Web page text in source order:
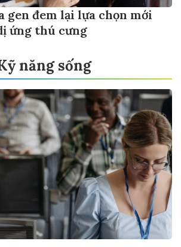
gen đem lại lựa chọn mới
ứng thú cưng
năng sống